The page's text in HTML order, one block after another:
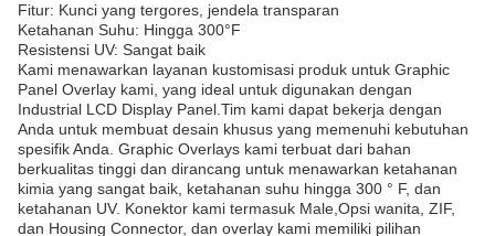
Fitur: Kunci yang tergores, jendela transparan
Ketahanan Suhu: Hingga 300°F
Resistensi UV: Sangat baik
Kami menawarkan layanan kustomisasi produk untuk Graphic
Panel Overlay kami, yang ideal untuk digunakan dengan
Industrial LCD Display Panel.Tim kami dapat bekerja dengan
Anda untuk membuat desain khusus yang memenuhi kebutuhan
spesifik Anda. Graphic Overlays kami terbuat dari bahan
berkualitas tinggi dan dirancang untuk menawarkan ketahanan
kimia yang sangat baik, ketahanan suhu hingga 300 ° F, dan
ketahanan UV. Konektor kami termasuk Male,Opsi wanita, ZIF,
dan Housing Connector, dan overlay kami memiliki pilihan